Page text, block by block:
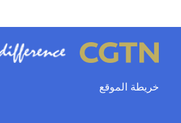
خريطة الموقع